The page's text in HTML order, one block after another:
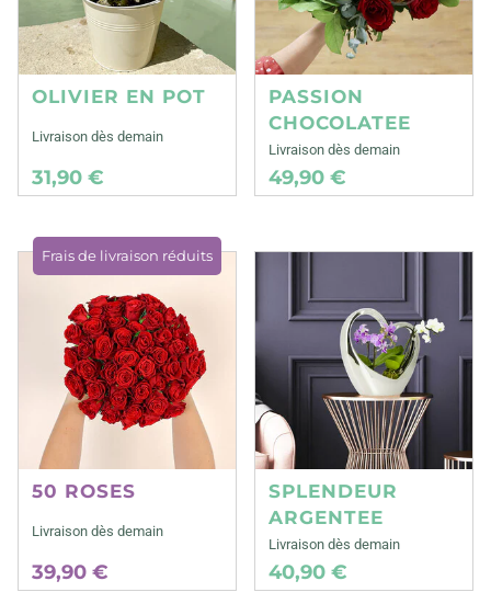
OLIVIER EN POT
Livraison dès demain
31,90 €
PASSION
CHOCOLATEE
Livraison dès demain
49,90 €
Frais de livraison réduits
50 ROSES
Livraison dès demain
39,90 €
SPLENDEUR
ARGENTEE
Livraison dès demain
40,90 €